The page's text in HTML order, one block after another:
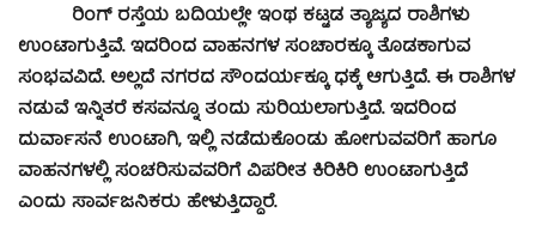
ರಿಂಗ್ ರಸ್ತೆಯ ಬದಿಯಲ್ಲೇ ಇಂಥ ಕಟ್ಟಡ ತ್ಯಾಜ್ಯದ ರಾಶಿಗಳು
ಉಂಟಾಗುತ್ತಿವೆ. ಇದರಿಂದ ವಾಹನಗಳ ಸಂಚಾರಕ್ಕೂ ತೊಡಕಾಗುವ
ಸಂಭವವಿದೆ. ಅಲ್ಲದೆ ನಗರದ ಸೌಂದರ್ಯಕ್ಕೂ ಧಕ್ಕೆ ಆಗುತ್ತಿದೆ. ಈ ರಾಶಿಗಳ
ನಡುವೆ ಇನ್ನಿತರೆ ಕಸವನ್ನೂ ತಂದು ಸುರಿಯಲಾಗುತ್ತಿದೆ. ಇದರಿಂದ
ದುರ್ವಾಸನೆ ಉಂಟಾಗಿ, ಇಲ್ಲಿ ನಡೆದುಕೊಂಡು ಹೋಗುವವರಿಗೆ ಹಾಗೂ
ವಾಹನಗಳಲ್ಲಿ ಸಂಚರಿಸುವವರಿಗೆ ವಿಪರೀತ ಕಿರಿಕಿರಿ ಉಂಟಾಗುತ್ತಿದೆ
ಎಂದು ಸಾರ್ವಜನಿಕರು ಹೇಳುತ್ತಿದ್ದಾರೆ.